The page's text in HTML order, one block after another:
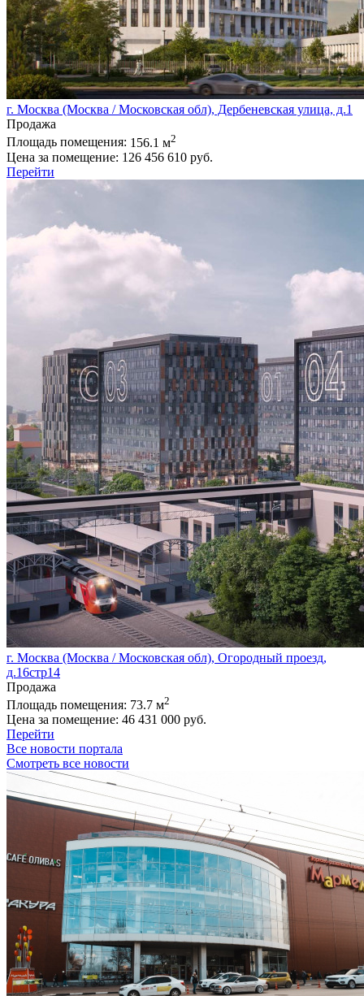
г. Москва (Москва / Московская обл), Дербеневская улица, д.1
Продажа
Площадь помещения: 156.1 м2
Цена за помещение: 126 456 610 руб.
Перейти
г. Москва (Москва / Московская обл), Огородный проезд,
д.16стр14
Продажа
Площадь помещения: 73.7 м2
Цена за помещение: 46 431 000 руб.
Перейти
Все новости портала
Смотреть все новости